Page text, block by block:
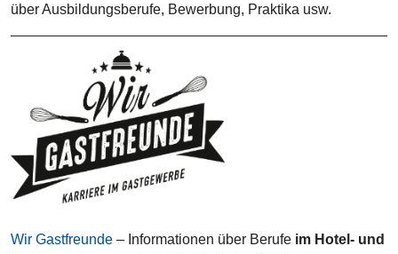
über Ausbildungsberufe, Bewerbung, Praktika usw.
Wir Gastfreunde – Informationen über Berufe im Hotel- und